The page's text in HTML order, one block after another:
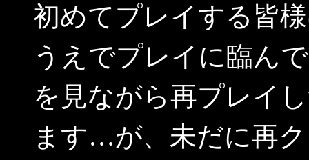
初めてプレイする皆
うえでプレイに臨ん
を見ながら再プレイ
ます…が、未だに再